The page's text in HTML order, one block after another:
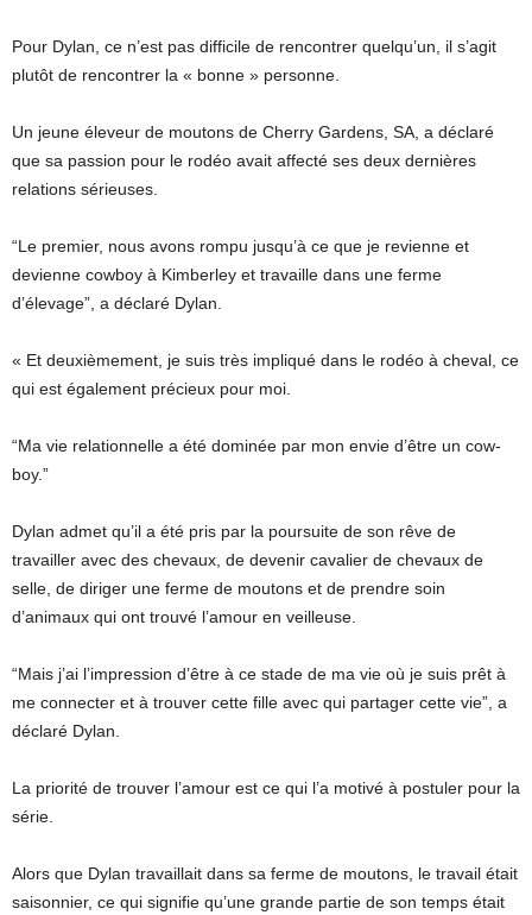
Pour Dylan, ce n’est pas difficile de rencontrer quelqu’un, il s’agit
plutôt de rencontrer la « bonne » personne.
Un jeune éleveur de moutons de Cherry Gardens, SA, a déclaré
que sa passion pour le rodéo avait affecté ses deux dernières
relations sérieuses.
“Le premier, nous avons rompu jusqu’à ce que je revienne et
devienne cowboy à Kimberley et travaille dans une ferme
d’élevage”, a déclaré Dylan.
« Et deuxièmement, je suis très impliqué dans le rodéo à cheval, ce
qui est également précieux pour moi.
“Ma vie relationnelle a été dominée par mon envie d’être un cow-
boy.”
Dylan admet qu’il a été pris par la poursuite de son rêve de
travailler avec des chevaux, de devenir cavalier de chevaux de
selle, de diriger une ferme de moutons et de prendre soin
d’animaux qui ont trouvé l’amour en veilleuse.
“Mais j’ai l’impression d’être à ce stade de ma vie où je suis prêt à
me connecter et à trouver cette fille avec qui partager cette vie”, a
déclaré Dylan.
La priorité de trouver l’amour est ce qui l’a motivé à postuler pour la
série.
Alors que Dylan travaillait dans sa ferme de moutons, le travail était
saisonnier, ce qui signifie qu’une grande partie de son temps était